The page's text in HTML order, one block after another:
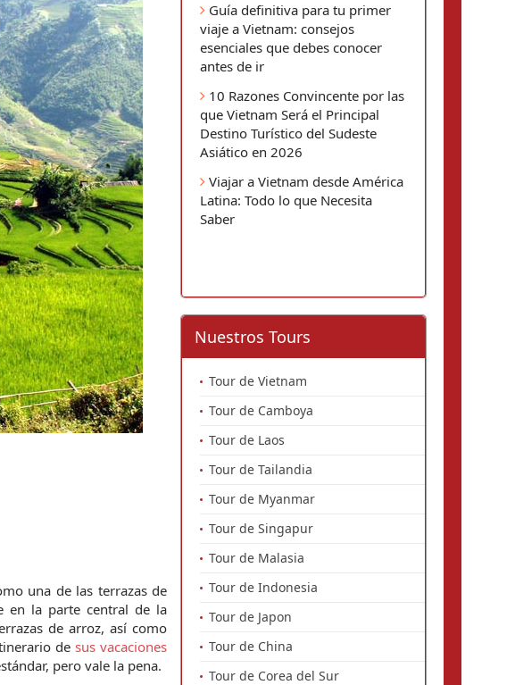
una de las terrazas de
en la parte central de la
de arroz, así como
de sus vacaciones
pero vale la pena.
Guía definitiva para tu primer
viaje a Vietnam: consejos
esenciales que debes conocer
antes de ir
10 Razones Convincente por las
que Vietnam Será el Principal
Destino Turístico del Sudeste
Asiático en 2026
Viajar a Vietnam desde América
Latina: Todo lo que Necesita
Saber
Nuestros Tours
Tour de Vietnam
Tour de Camboya
Tour de Laos
Tour de Tailandia
Tour de Myanmar
Tour de Singapur
Tour de Malasia
Tour de Indonesia
Tour de Japon
Tour de China
Tour de Corea del Sur